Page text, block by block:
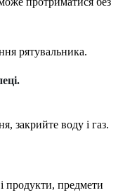
рятувальника.
закрийте воду і газ.
продукти, предмети